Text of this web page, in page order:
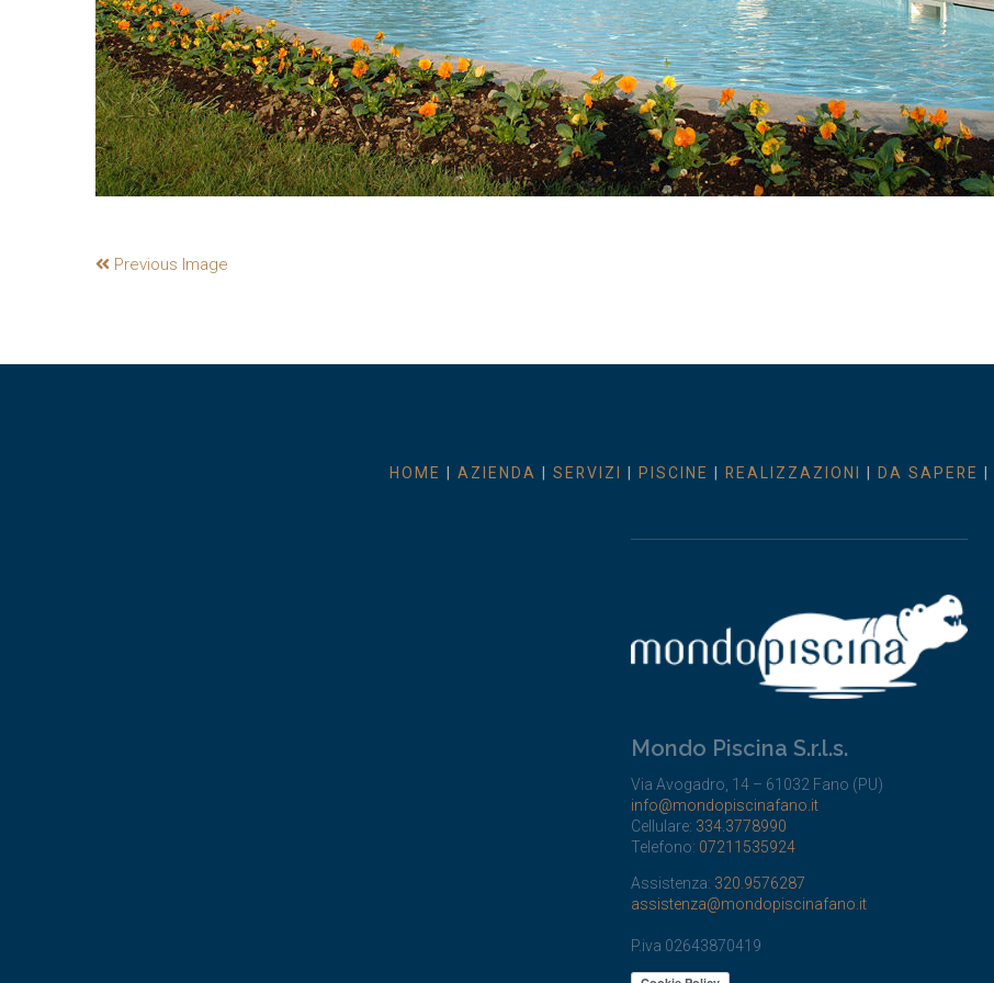
Previous Image
HOME AZIENDA SERVIZI PISCINE REALIZZAZIONI DA SAPERE
Mondo Piscina S.r.l.s.
Via Avogadro, 14 – 61032 Fano (PU)
info@mondopiscinafano.it
Cellulare: 334.3778990
Telefono: 07211535924
Assistenza: 320.9576287
assistenza@mondopiscinafano.it
P.iva 02643870419